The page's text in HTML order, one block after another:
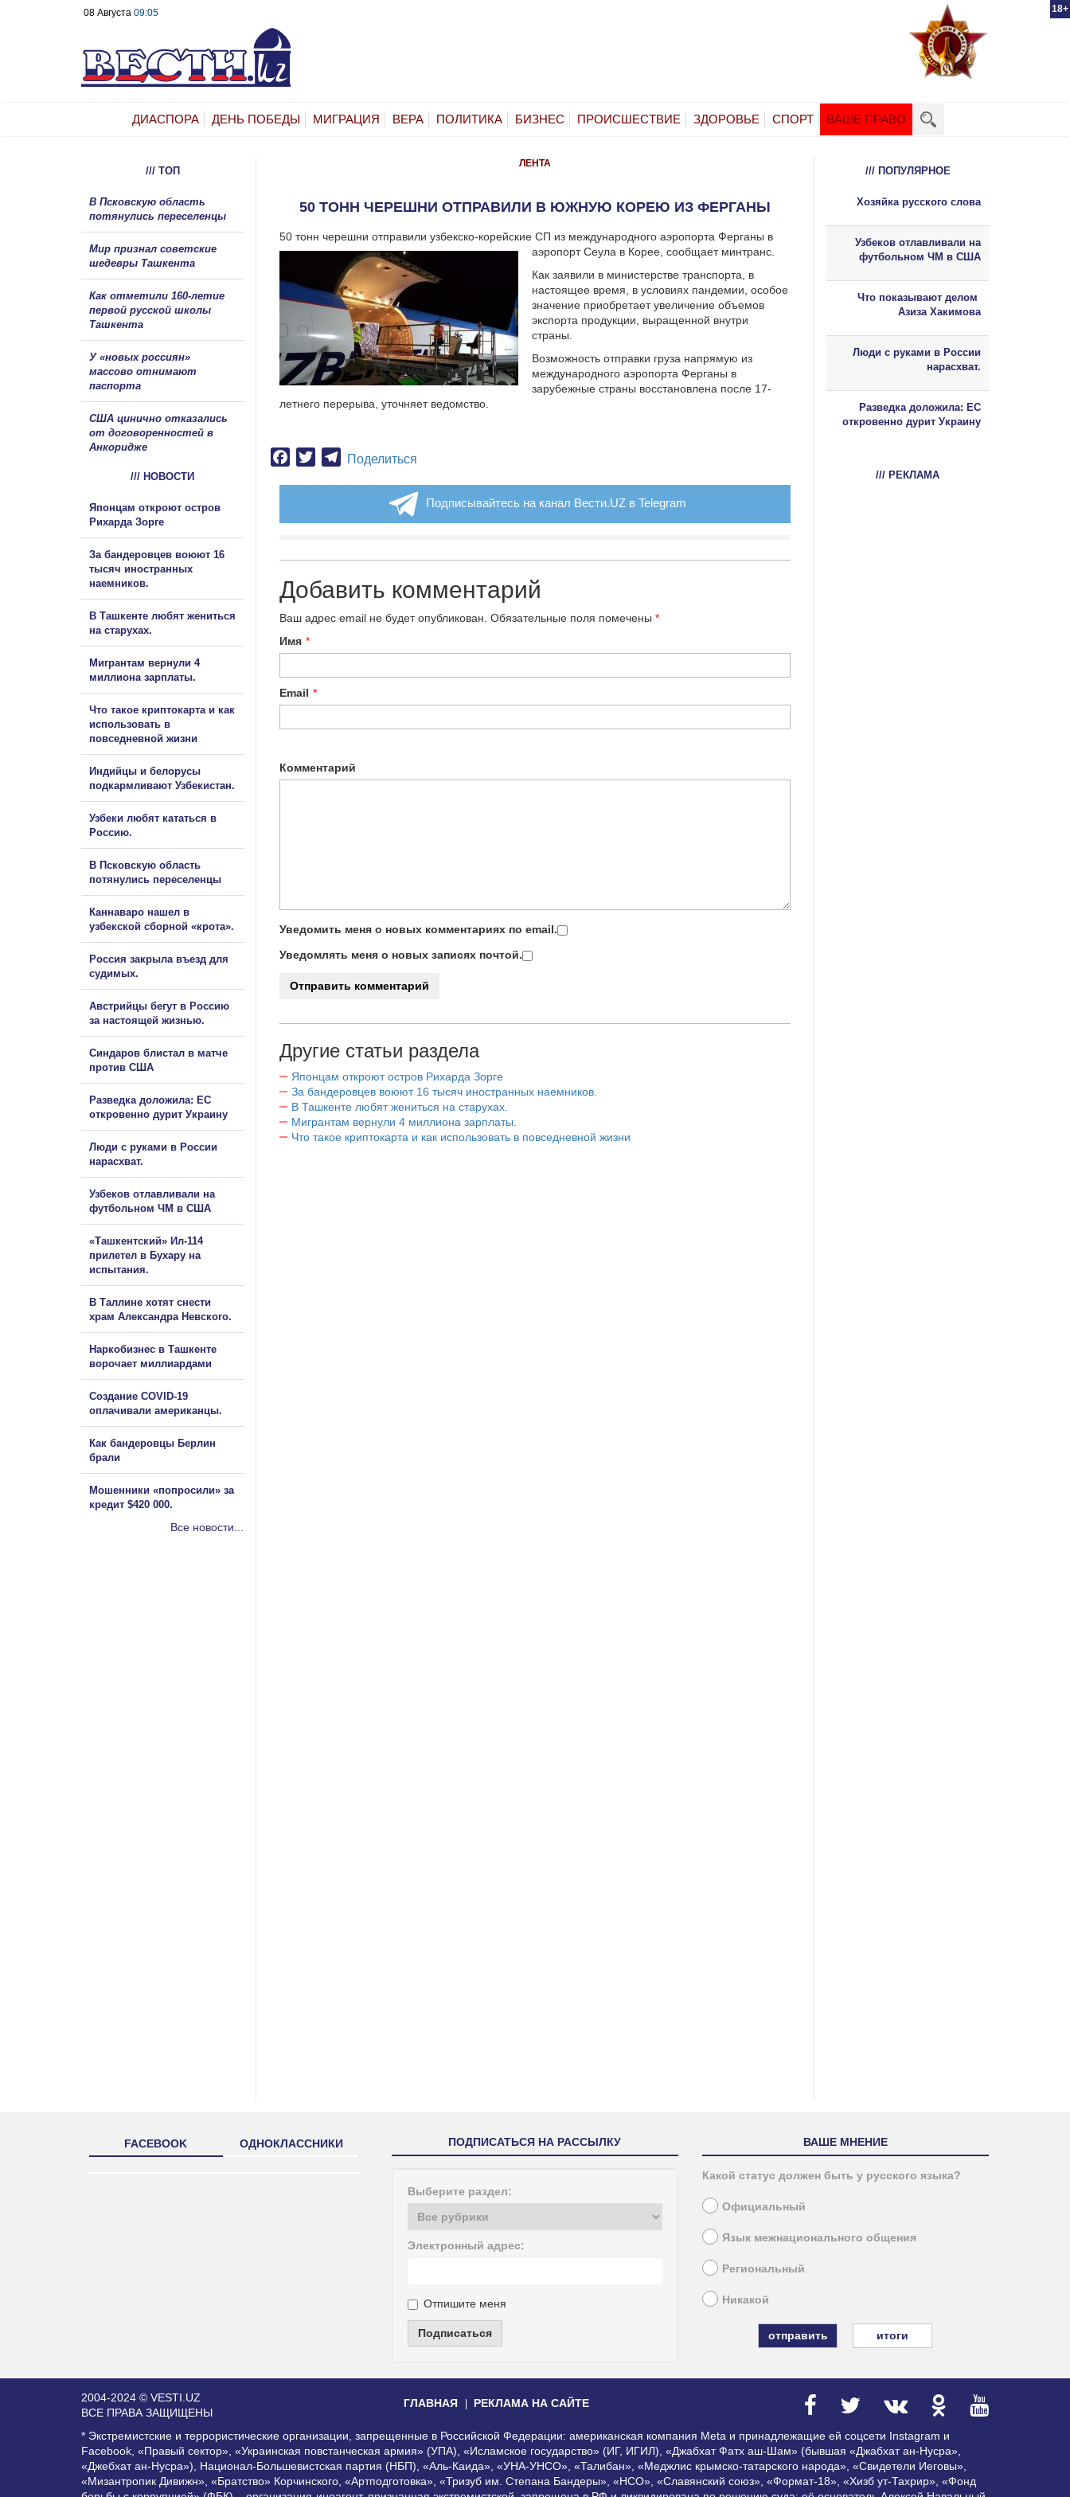
18+
08 Августа 09:05
ДИАСПОРА ДЕНЬ ПОБЕДЫ МИГРАЦИЯ ВЕРА ПОЛИТИКА БИЗНЕС ПРОИСШЕСТВИЕ ЗДОРОВЬЕ СПОРТ ВАШЕ ПРАВО
ЛЕНТА
50 ТОНН ЧЕРЕШНИ ОТПРАВИЛИ В ЮЖНУЮ КОРЕЮ ИЗ ФЕРГАНЫ
50 тонн черешни отправили узбекско-корейские СП из международного аэропорта Ферганы в
аэропорт Сеула в Корее, сообщает минтранс.
Как заявили в министерстве транспорта, в
настоящее время, в условиях пандемии, особое
значение приобретает увеличение объемов
экспорта продукции, выращенной внутри
страны.
Возможность отправки груза напрямую из
международного аэропорта Ферганы в
зарубежные страны восстановлена после 17-
летнего перерыва, уточняет ведомство.
Facebook
TwitterTelegram
Поделиться
Подписывайтесь на канал Вести.UZ в Telegram
Добавить комментарий
Ваш адрес email не будет опубликован. Обязательные поля помечены *
Имя *
Email *
Комментарий
Уведомить меня о новых комментариях по email.
Уведомлять меня о новых записях почтой.
Другие статьи раздела
Японцам откроют остров Рихарда Зорге
За бандеровцев воюют 16 тысяч иностранных наемников.
В Ташкенте любят жениться на старухах.
Мигрантам вернули 4 миллиона зарплаты.
Что такое криптокарта и как использовать в повседневной жизни
/// ТОП
В Псковскую область
потянулись переселенцы
Мир признал советские
шедевры Ташкента
Как отметили 160-летие
первой русской школы
Ташкента
У «новых россиян»
массово отнимают
паспорта
США цинично отказались
от договоренностей в
Анкоридже
/// НОВОСТИ
Японцам откроют остров
Рихарда Зорге
За бандеровцев воюют 16
тысяч иностранных
наемников.
В Ташкенте любят жениться
на старухах.
Мигрантам вернули 4
миллиона зарплаты.
Что такое криптокарта и как
использовать в
повседневной жизни
Индийцы и белорусы
подкармливают Узбекистан.
Узбеки любят кататься в
Россию.
В Псковскую область
потянулись переселенцы
Каннаваро нашел в
узбекской сборной «крота».
Россия закрыла въезд для
судимых.
Австрийцы бегут в Россию
за настоящей жизнью.
Синдаров блистал в матче
против США
Разведка доложила: ЕС
откровенно дурит Украину
Люди с руками в России
нарасхват.
Узбеков отлавливали на
футбольном ЧМ в США
«Ташкентский» Ил-114
прилетел в Бухару на
испытания.
В Таллине хотят снести
храм Александра Невского.
Наркобизнес в Ташкенте
ворочает миллиардами
Создание COVID-19
оплачивали американцы.
Как бандеровцы Берлин
брали
Мошенники «попросили» за
кредит $420 000.
Все новости...
/// ПОПУЛЯРНОЕ
Хозяйка русского слова
Узбеков отлавливали на
футбольном ЧМ в США
Что показывают делом
Азиза Хакимова
Люди с руками в России
нарасхват.
Разведка доложила: ЕС
откровенно дурит Украину
/// РЕКЛАМА
FACEBOOK ОДНОКЛАССНИКИ ПОДПИСАТЬСЯ НА РАССЫЛКУ
Выберите раздел:
Электронный адрес:
Отпишите меня
Подписаться
ВАШЕ МНЕНИЕ
Какой статус должен быть у русского языка?
Официальный
Язык межнационального общения
Региональный
Никакой
итоги
2004-2024 © VESTI.UZ
ВСЕ ПРАВА ЗАЩИЩЕНЫ
ГЛАВНАЯ РЕКЛАМА НА САЙТЕ
* Экстремистские и террористические организации, запрещенные в Российской Федерации: американская компания Meta и принадлежащие ей соцсети Instagram и
Facebook, «Правый сектор», «Украинская повстанческая армия» (УПА), «Исламское государство» (ИГ, ИГИЛ), «Джабхат Фатх аш-Шам» (бывшая «Джабхат ан-Нусра»,
«Джебхат ан-Нусра»), Национал-Большевистская партия (НБП), «Аль-Каида», «УНА-УНСО», «Талибан», «Меджлис крымско-татарского народа», «Свидетели Иеговы»,
«Мизантропик Дивижн», «Братство» Корчинского, «Артподготовка», «Тризуб им. Степана Бандеры», «НСО», «Славянский союз», «Формат-18», «Хизб ут-Тахрир», «Фонд